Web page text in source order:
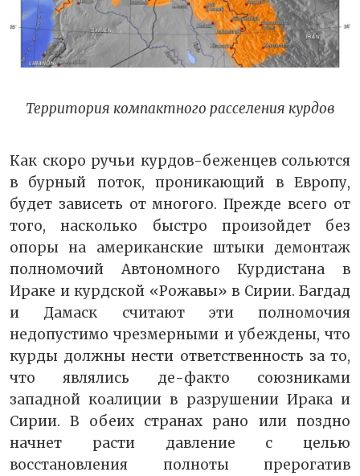
Территория компактного расселения курдов
Как скоро ручьи курдов-беженцев сольются
в бурный поток, проникающий в Европу,
будет зависеть от многого. Прежде всего от
того, насколько быстро произойдет без
опоры на американские штыки демонтаж
полномочий Автономного Курдистана в
Ираке и курдской «Рожавы» в Сирии. Багдад
и Дамаск считают эти полномочия
недопустимо чрезмерными и убеждены, что
курды должны нести ответственность за то,
что являлись де-факто союзниками
западной коалиции в разрушении Ирака и
Сирии. В обеих странах рано или поздно
начнет расти давление с целью
восстановления полноты прерогатив